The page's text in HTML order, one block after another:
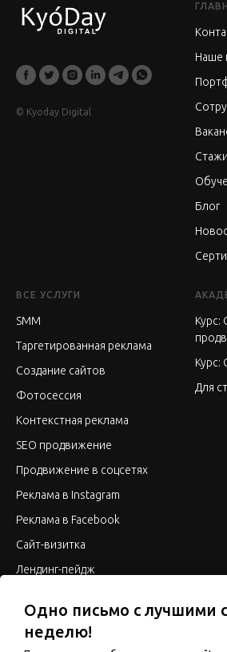
Одно письмо с лучшими
неделю!
© Kyoday Digital
Наше
Блог
ВСЕ УСЛУГИ
SMM
Таргетированная реклама
Создание сайтов
Фотосессия
Контекстная реклама
SEO продвижение
Продвижение в соцсетях
Реклама в Instagram
Реклама в Facebook
Сайт-визитка
Лендинг-пейдж
Корпоративный сайт
SMO продвижение
Курс:
Курс:
Для